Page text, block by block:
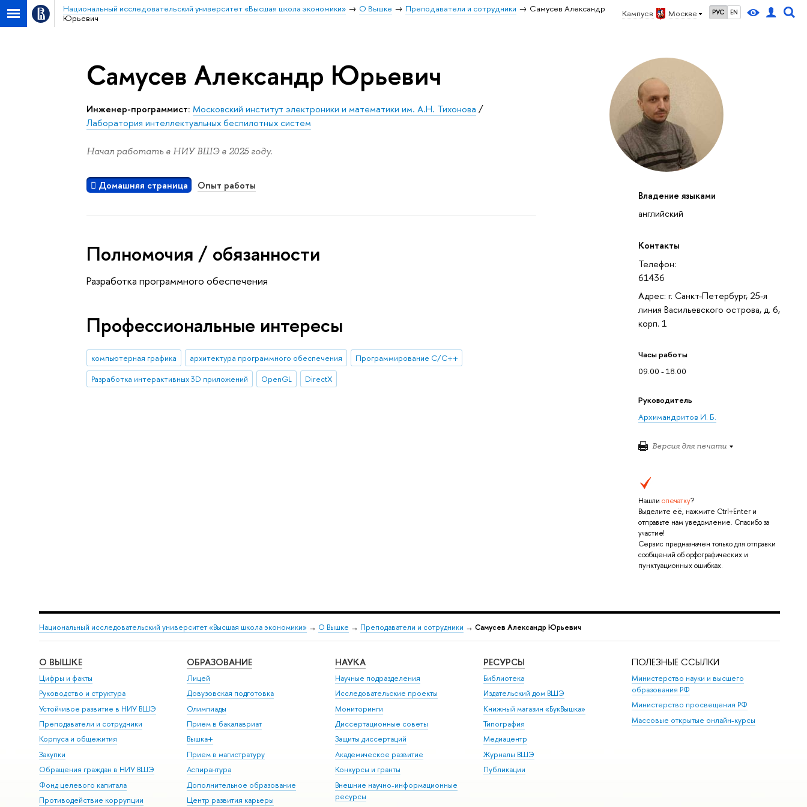
Кампус в Москве РУС EN
Национальный исследовательский университет «Высшая школа экономики» О Вышке Преподаватели и сотрудники
Самусев Александр
Юрьевич
Владение языками
английский
Контакты
Телефон:
61436
Адрес: г. Санкт-Петербург, 25-я
линия Васильевского острова, д. 6,
корп. 1
Часы работы
09.00 - 18.00
Руководитель
Архимандритов И. Б.
Версия для печати
Нашли опечатку?
Выделите её, нажмите Ctrl+Enter и
отправьте нам уведомление. Спасибо за
участие!
Сервис предназначен только для отправки
сообщений об орфографических и
пунктуационных ошибках.
Самусев Александр Юрьевич
Инженер-программист: Московский институт электроники и математики им. А.Н. Тихонова /
Лаборатория интеллектуальных беспилотных систем
Начал работать в НИУ ВШЭ в 2025 году.
Домашняя страница Опыт работы
Полномочия / обязанности
Разработка программного обеспечения
Профессиональные интересы
компьютерная графика архитектура программного обеспечения
Программирование С/С++
Разработка интерактивных 3D приложений
OpenGL DirectX
Национальный исследовательский университет «Высшая школа экономики» → О Вышке → Преподаватели и сотрудники → Самусев Александр Юрьевич
О ВЫШКЕ
Цифры и факты
Руководство и структура
Устойчивое развитие в НИУ ВШЭ
Преподаватели и сотрудники
Корпуса и общежития
Закупки
Обращения граждан в НИУ ВШЭ
Фонд целевого капитала
Противодействие коррупции
ОБРАЗОВАНИЕ
Лицей
Довузовская подготовка
Олимпиады
Прием в бакалавриат
Вышка+
Прием в магистратуру
Аспирантура
Дополнительное образование
Центр развития карьеры
НАУКА
Научные подразделения
Исследовательские проекты
Мониторинги
Диссертационные советы
Защиты диссертаций
Академическое развитие
Конкурсы и гранты
Внешние научно-информационные
ресурсы
РЕСУРСЫ
Библиотека
Издательский дом ВШЭ
Книжный магазин «БукВышка»
Типография
Медиацентр
Журналы ВШЭ
Публикации
ПОЛЕЗНЫЕ ССЫЛКИ
Министерство науки и высшего
образования РФ
Министерство просвещения РФ
Массовые открытые онлайн-курсы